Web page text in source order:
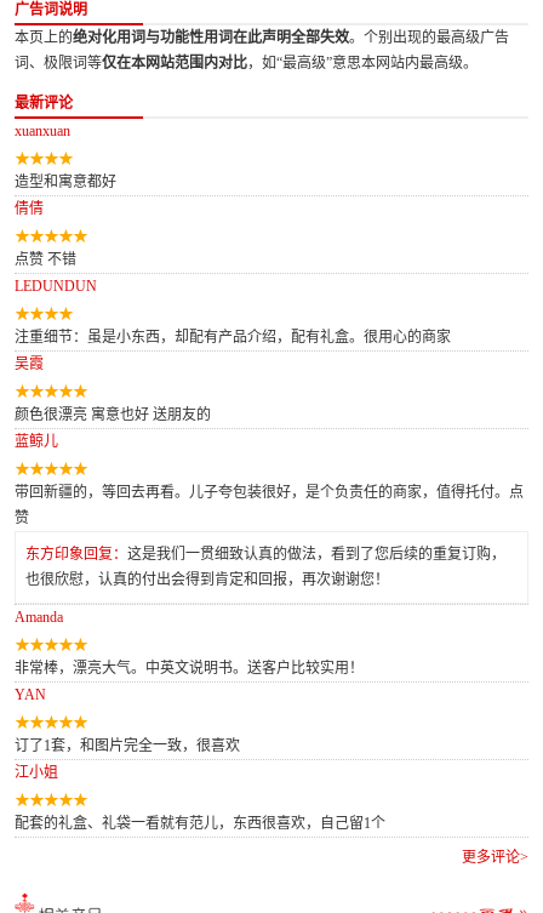
广告词说明
本页上的绝对化用词与功能性用词在此声明全部失效。个别出现的最高级广告
词、极限词等仅在本网站范围内对比，如“最高级”意思本网站内最高级。
最新评论
xuanxuan
造型和寓意都好
倩倩
点赞 不错
LEDUNDUN
注重细节：虽是小东西，却配有产品介绍，配有礼盒。很用心的商家
吴霞
颜色很漂亮 寓意也好 送朋友的
蓝鲸儿
带回新疆的，等回去再看。儿子夸包装很好，是个负责任的商家，值得托付。点
赞
东方印象回复： 这是我们一贯细致认真的做法，看到了您后续的重复订购，
也很欣慰，认真的付出会得到肯定和回报，再次谢谢您！
Amanda
非常棒，漂亮大气。中英文说明书。送客户比较实用！
YAN
订了1套，和图片完全一致，很喜欢
江小姐
配套的礼盒、礼袋一看就有范儿，东西很喜欢，自己留1个
更多评论>